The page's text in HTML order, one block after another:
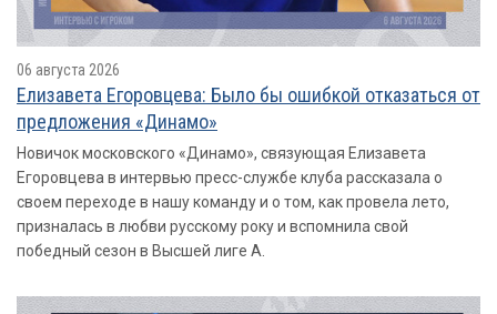
06 августа 2026
Елизавета Егоровцева: Было бы ошибкой отказаться от
предложения «Динамо»
Новичок московского «Динамо», связующая Елизавета
Егоровцева в интервью пресс-службе клуба рассказала о
своем переходе в нашу команду и о том, как провела лето,
призналась в любви русскому року и вспомнила свой
победный сезон в Высшей лиге А.